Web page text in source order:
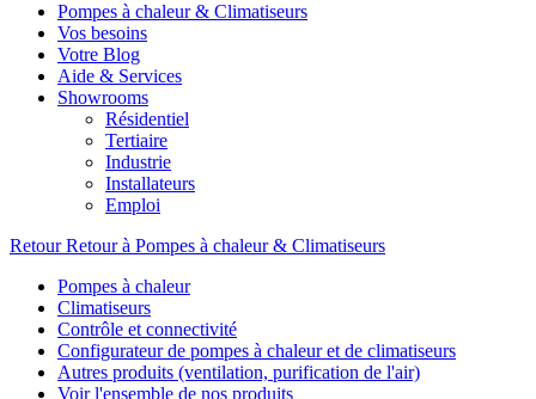
Pompes à chaleur & Climatiseurs
Vos besoins
Votre Blog
Aide & Services
Showrooms
Résidentiel
Tertiaire
Industrie
Installateurs
Emploi
Retour Retour à Pompes à chaleur & Climatiseurs
Pompes à chaleur
Climatiseurs
Contrôle et connectivité
Configurateur de pompes à chaleur et de climatiseurs
Autres produits (ventilation, purification de l'air)
Voir l'ensemble de nos produits